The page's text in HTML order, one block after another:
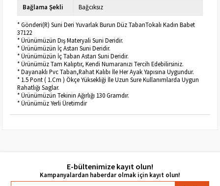
Bağlama Şekli
Bağcıksız
* Gönderi(R) Suni Deri Yuvarlak Burun Düz TabanTokalı Kadın Babet
37122
* Ürünümüzün Dış Materyali Suni Deridir.
* Ürünümüzün İç Astarı Suni Deridir.
* Ürünümüzün İç Taban Astarı Suni Deridir.
* Ürünümüz Tam Kalıptır, Kendi Numaranızı Tercih Edebilirsiniz.
* Dayanaklı Pvc Taban,Rahat Kalıbı İle Her Ayak Yapısına Uygundur.
* 1.5 Pont ( 1.Cm ) Ökçe Yüksekliği İle Uzun Sure Kullanımlarda Uygun
Rahatlığı Saglar.
* Ürünümüzün Tekinin Ağırlığı 130 Gramdır.
* Ürünümüz Yerli Üretimdir
E-bültenimize kayıt olun!